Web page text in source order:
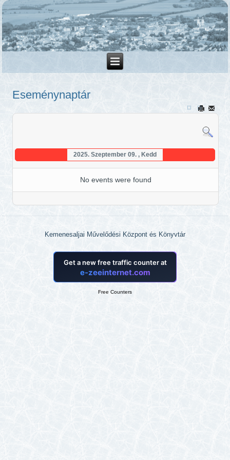
Eseménynaptár
2025. Szeptember 09. , Kedd
No events were found
Kemenesaljai Művelődési Központ és Könyvtár
Free Counters